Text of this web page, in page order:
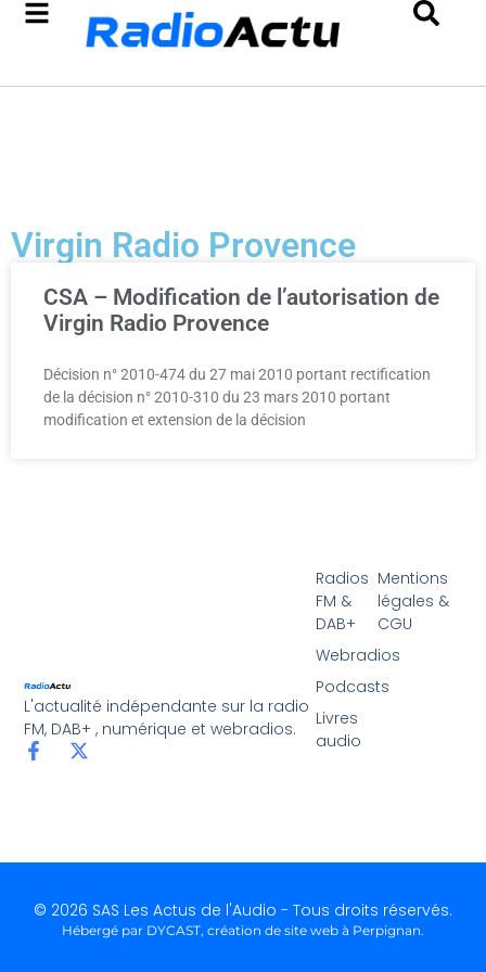
Virgin Radio Provence
CSA – Modification de l’autorisation de
Virgin Radio Provence
Décision n° 2010-474 du 27 mai 2010 portant rectification
de la décision n° 2010-310 du 23 mars 2010 portant
modification et extension de la décision
L'actualité indépendante sur la radio
FM, DAB+ , numérique et webradios.
Radios
FM &
DAB+
Webradios
Podcasts
Livres
audio
Mentions
légales &
CGU
© 2026 SAS Les Actus de l'Audio - Tous droits réservés.
Hébergé par DYCAST, création de site web à Perpignan.